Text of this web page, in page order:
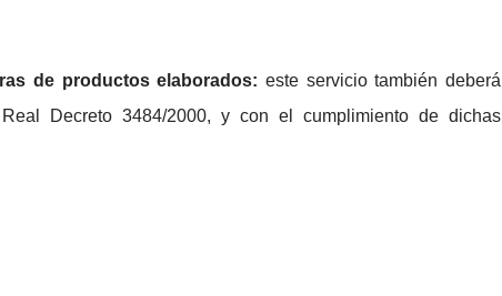
de productos elaborados: este servicio también deberá
Decreto 3484/2000, y con el cumplimiento de dichas